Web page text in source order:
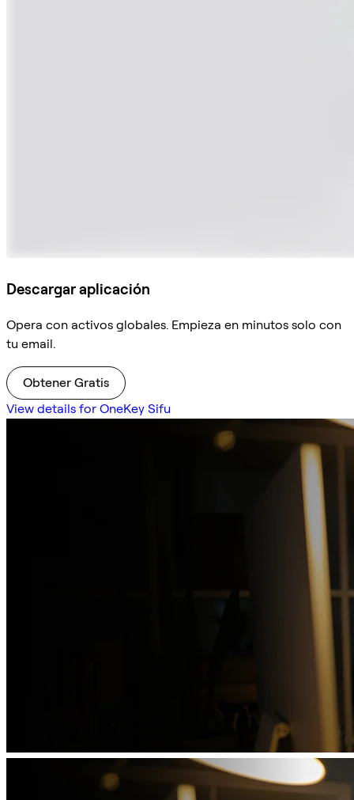
Descargar aplicación
Opera con activos globales. Empieza en minutos solo con
tu email.
Obtener Gratis
View details for OneKey Sifu